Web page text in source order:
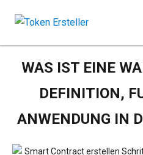
WAS IST EINE
DEFINITION,
ANWENDUNG IN